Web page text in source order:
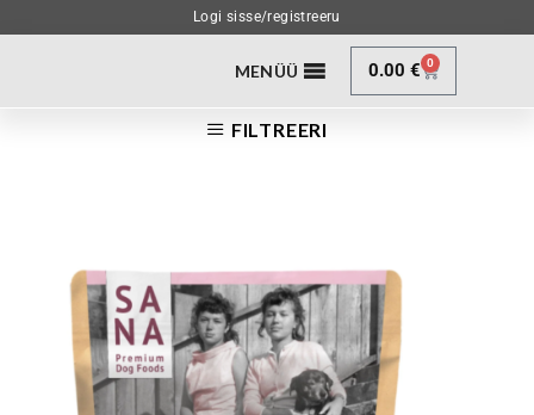
Logi sisse/registreeru
MENÜÜ 0.00€ 0
FILTREERI